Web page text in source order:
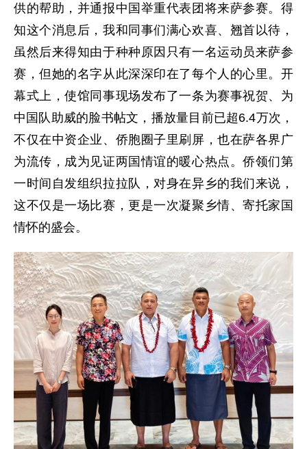
供的帮助，并通报中国举重代表团将来萨参赛。得
知这个消息后，我和同事们满心欢喜、翘首以待，
虽然后来得知由于种种原因只有一名运动员来萨参
赛，但她的名字从此深深印在了每个人的心里。开
幕式上，使馆同事现场发布了一条为赛事祝贺、为
中国队助威的脸书帖文，播放量目前已超6.4万次，
不仅在中资企业、侨胞圈子里刷屏，也在萨各界广
为流传，成为见证两国情谊的暖心热点。侨领们第
一时间自发组织拉拉队，对身在异乡的我们来说，
这不仅是一场比赛，更是一次凝聚乡情、寄托家国
情怀的盛会。